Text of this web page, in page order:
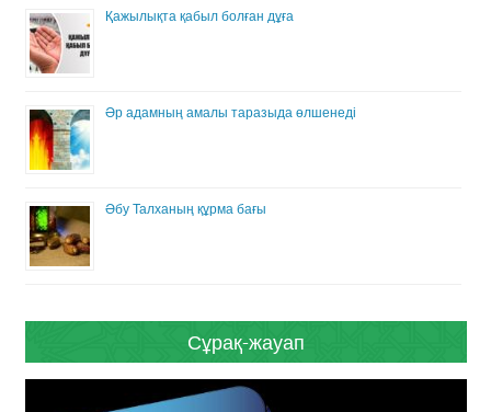
Қажылықта қабыл болған дұға
Әр адамның амалы таразыда өлшенеді
Әбу Талханың құрма бағы
Сұрақ-жауап